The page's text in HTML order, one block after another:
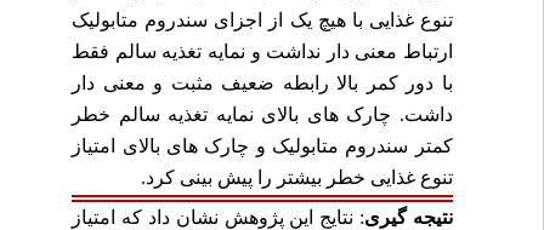
تنوع غذایی با هیچ یک از اجزای سندروم متابولیک
ارتباط معنی دار نداشت و نمایه تغذیه سالم فقط
با دور کمر بالا رابطه ضعیف مثبت و معنی دار
داشت. چارک های بالای نمایه تغذیه سالم خطر
کمتر سندروم متابولیک و چارک های بالای امتیاز
تنوع غذایی خطر بیشتر را پیش بینی کرد.
نتیجه گیری : نتایج این پژوهش نشان داد که امتیاز